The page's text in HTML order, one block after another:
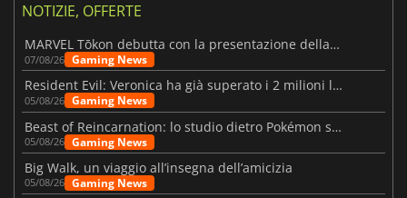
NOTIZIE, OFFERTE
MARVEL Tōkon debutta con la presentazione della roadmap per il primo anno
07/08/26 Gaming News
Resident Evil: Veronica ha già superato i 2 milioni liste dei desideri
05/08/26 Gaming News
Beast of Reincarnation: lo studio dietro Pokémon su una nuova strada
05/08/26 Gaming News
Big Walk, un viaggio all’insegna dell’amicizia
05/08/26 Gaming News